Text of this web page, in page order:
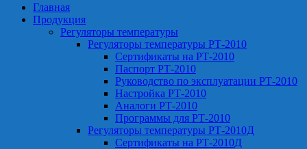
Главная
Продукция
Регуляторы температуры
Регуляторы температуры РТ-2010
Сертификаты на РТ-2010
Паспорт РТ-2010
Руководство по эксплуатации РТ-2010
Настройка РТ-2010
Аналоги РТ-2010
Программы для РТ-2010
Регуляторы температуры РТ-2010Д
Сертификаты на РТ-2010Д